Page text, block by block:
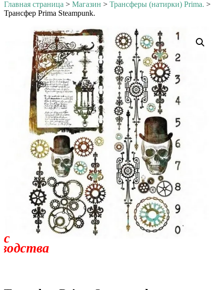
Главная страница > Магазин > Трансферы (натирки) Prima. >
Трансфер Prima Steampunk.